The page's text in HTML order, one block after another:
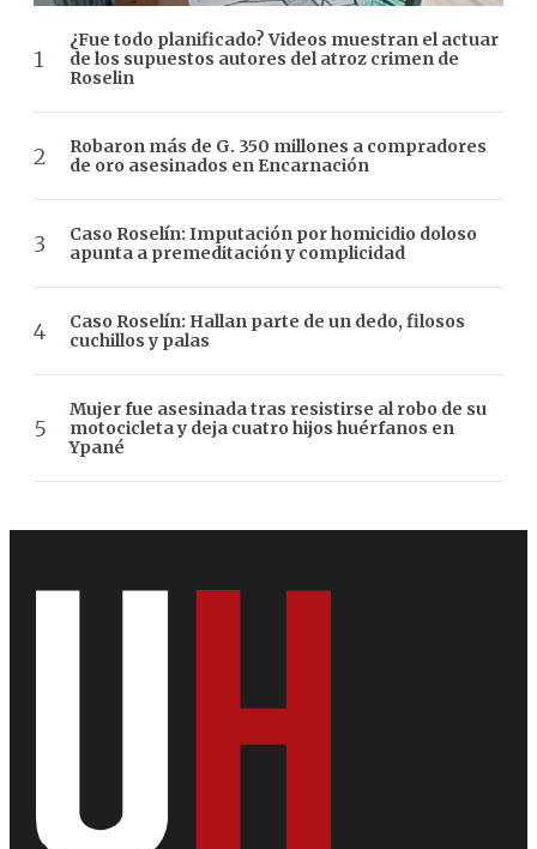
¿Fue todo planificado? Videos muestran el actuar
de los supuestos autores del atroz crimen de
Roselin
Robaron más de G. 350 millones a compradores
de oro asesinados en Encarnación
Caso Roselín: Imputación por homicidio doloso
apunta a premeditación y complicidad
Caso Roselín: Hallan parte de un dedo, filosos
cuchillos y palas
Mujer fue asesinada tras resistirse al robo de su
motocicleta y deja cuatro hijos huérfanos en
Ypané